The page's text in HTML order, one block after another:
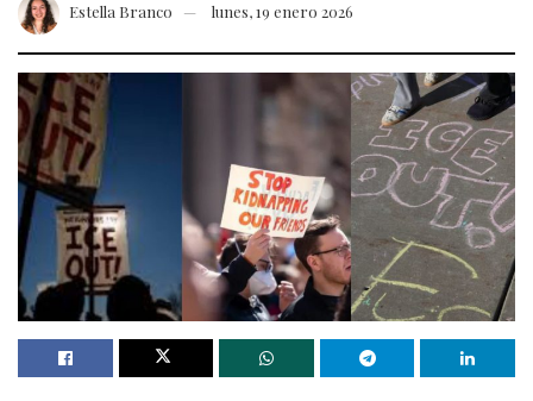
Estella Branco lunes, 19 enero 2026